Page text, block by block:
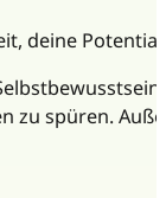
deine
zu spüren.